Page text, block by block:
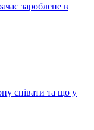
зароблене в
співати та що у